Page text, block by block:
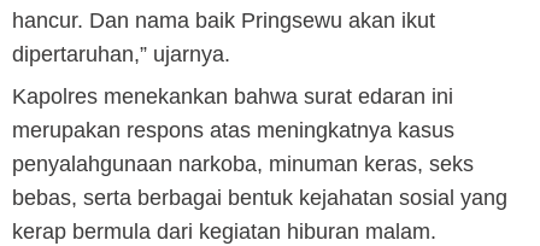
hancur. Dan nama baik Pringsewu akan ikut
dipertaruhan,” ujarnya.
Kapolres menekankan bahwa surat edaran ini
merupakan respons atas meningkatnya kasus
penyalahgunaan narkoba, minuman keras, seks
bebas, serta berbagai bentuk kejahatan sosial yang
kerap bermula dari kegiatan hiburan malam.